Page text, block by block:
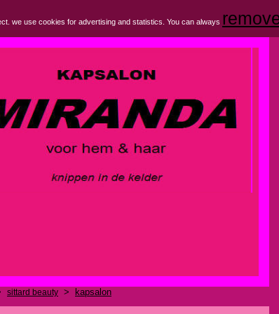
we use cookies for advertising and statistics. You can always
sittard beauty > kapsalon